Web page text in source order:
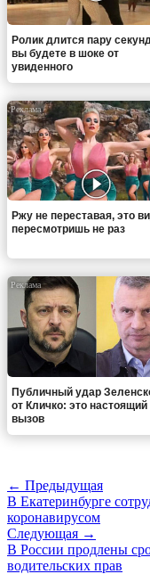
Ролик длится пару
вы будете в шоке от
увиденного
Ржу не переставая, это
пересмотришь не раз
Публичный удар
от Кличко: это настоящий
вызов
← Предыдущая
В Екатеринбурге
коронавирусом
Следующая →
В России продлены
водительских прав